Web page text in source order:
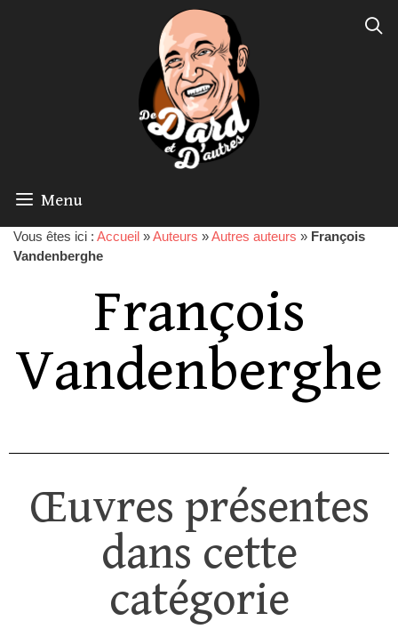
Menu
Vous êtes ici : Accueil »Auteurs »Autres auteurs » François
Vandenberghe
François
Vandenberghe
Œuvres présentes
dans cette
catégorie